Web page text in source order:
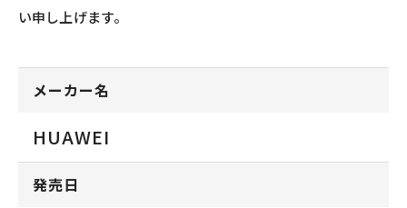
い申し上げます。
メーカー名
HUAWEI
発売日